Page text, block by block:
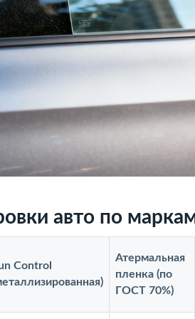
авто по
Control
Атермальная
пленка (по
ГОСТ 70%)